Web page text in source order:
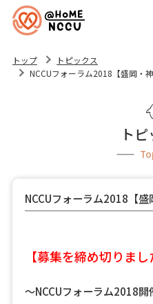
トップ
トピックス
NCCUフォーラム2018【盛岡・
ト
NCCUフォーラム2018【盛
【募集を締め切りまし
～NCCUフォーラム2018開